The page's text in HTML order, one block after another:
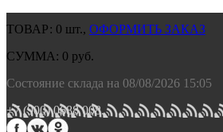
ТОВАР: 0 шт., ОФОРМИТЬ ЗАКАЗ
СУММА: 0 руб.
Состояние склада на 08/08/2026 15:05
+7 (900) 0688 008.